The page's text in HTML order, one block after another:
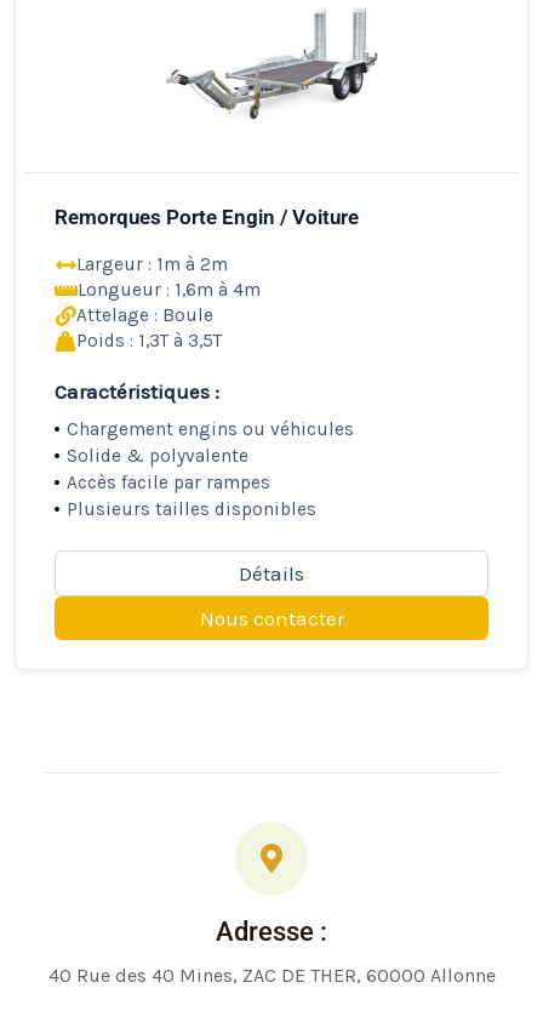
Remorques Porte Engin / Voiture
Largeur : 1m à 2m
Longueur : 1,6m à 4m
Attelage : Boule
Poids : 1,3T à 3,5T
Caractéristiques :
Chargement engins ou véhicules
Solide & polyvalente
Accès facile par rampes
Plusieurs tailles disponibles
Détails
Nous contacter
Adresse :
40 Rue des 40 Mines, ZAC DE THER, 60000 Allonne